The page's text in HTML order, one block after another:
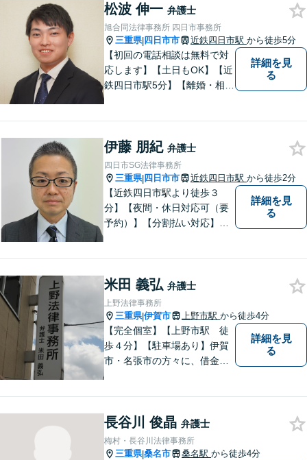
松波 伸一 弁護士
旭合同法律事務所 四日市事務所
三重県| 四日市市 近鉄四日市駅 から徒歩5分
【初回の電話相談は無料で対
応します】【土日もOK】【近
鉄四日市駅5分】【離婚・相続
刑事事件全般】双方ともに納
得する解決を目指します【交
通事故】示談金の増額に向け
尽力
詳細を見
る
伊藤 朋紀 弁護士
四日市SG法律事務所
三重県| 四日市市 近鉄四日市駅 から徒歩2分
【近鉄四日市駅より徒歩３
分】【夜間・休日対応可（要
予約）】【分割払い対応】
して、一緒に解決方法を考え
る手助けをさせていただけれ
ばと思いますので、お気軽に
ご相談ください。
詳細を見
る
米田 義弘 弁護士
上野法律事務所
三重県|伊賀市 上野市駅 から徒歩4分
【完全個室】【上野市駅 徒
歩４分】【駐車場あり】伊賀
市・名張市の方々に、借金、
せていただきますので、一人
で悩まずに、なんでもご相談
ください
詳細を見
る
長谷川 俊晶 弁護士
梅村・長谷川法律事務所
三重県|桑名市 桑名駅 から徒歩4分